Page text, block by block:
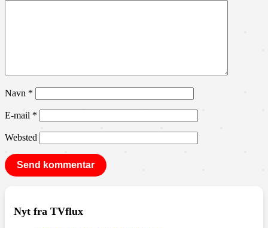
Navn *
E-mail *
Websted
Nyt fra TVflux